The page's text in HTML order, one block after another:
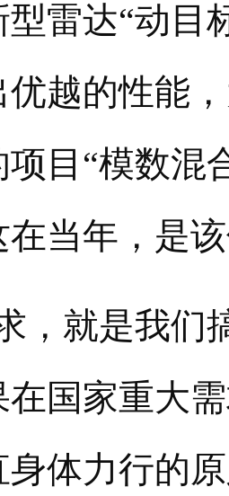
型雷达“动
越的性能
目“模数混
当年，是
，就是我们
国家重大
体力行的